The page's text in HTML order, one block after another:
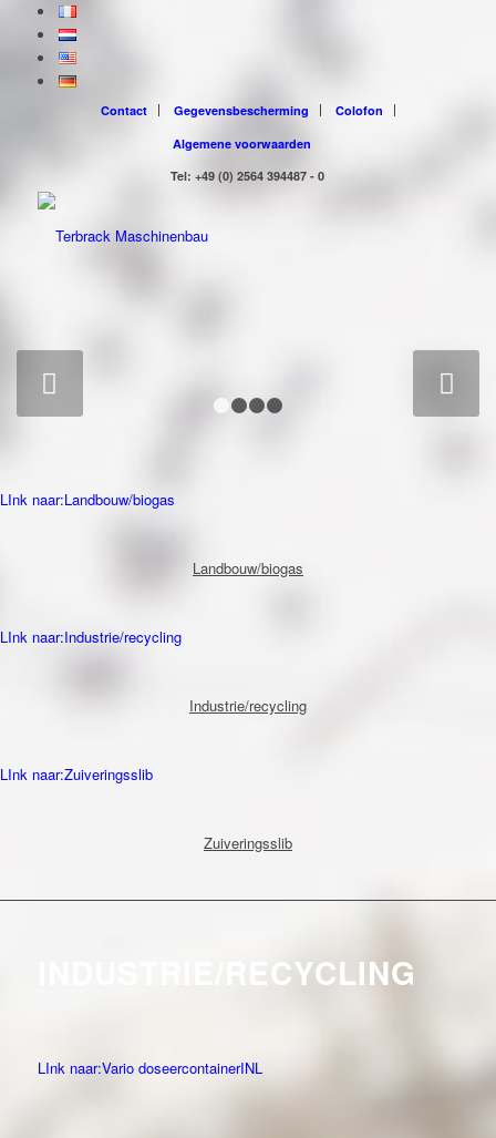
Contact Gegevensbescherming
Colofon
Algemene voorwaarden
Tel: +49 (0) 2564 394487 - 0
VREDEN" IN DIE
LInk naar:Landbouw/biogas
Landbouw/biogas
LInk naar:Industrie/recycling
Industrie/recycling
LInk naar:Zuiveringsslib
Zuiveringsslib
INDUSTRIE/RECYCLING
LInk naar:Vario doseercontainerINL